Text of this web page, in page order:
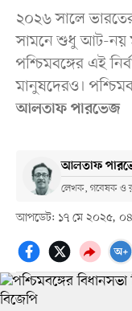
২০২৬ সালে ভারতের
সামনে শুধু আট-নয়
পশ্চিমবঙ্গের এই
মানুষদেরও।
আলতাফ পারভেজ
আলতাফ
লেখক, গবেষক ও
আপডেট: ১৭ মে ২০২৫,